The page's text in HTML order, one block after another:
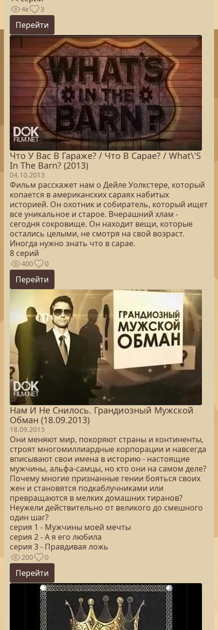
4к 3
Перейти
Что У Вас В Гараже? / Что В Сарае? / What\'S
In The Barn? (2013)
04.10.2013
Фильм расскажет нам о Дейле Уолкстере, который
копается в американских сараях набитых
историей. Он охотник и собиратель, который ищет
все уникальное и старое. Вчерашний хлам -
сегодня сокровище. Он находит вещи, которые
остались целыми, не смотря на свой возраст.
Иногда нужно знать что в сарае.
8 серий
400 0
Перейти
Нам И Не Снилось. Грандиозный Мужской
Обман (18.09.2013)
18.09.2013
Они меняют мир, покоряют страны и континенты,
строят многомиллиардные корпорации и навсегда
вписывают свои имена в историю - настоящие
мужчины, альфа-самцы, но кто они на самом деле?
Почему многие признанные гении бояться своих
жен и становятся подкаблучниками или
превращаются в мелких домашних тиранов?
Неужели действительно от великого до смешного
один шаг?
серия 1 - Мужчины моей мечты
серия 2 - А я его любила
серия 3 - Правдивая ложь
200 0
Перейти